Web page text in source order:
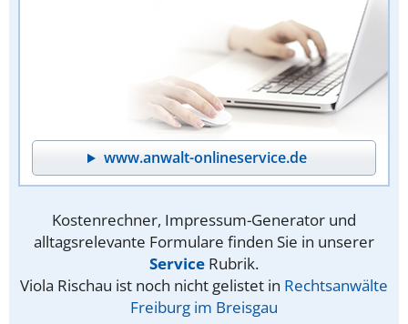
www.anwalt-onlineservice.de
Kostenrechner, Impressum-Generator und
alltagsrelevante Formulare finden Sie in unserer
Service Rubrik.
Viola Rischau ist noch nicht gelistet in Rechtsanwälte
Freiburg im Breisgau